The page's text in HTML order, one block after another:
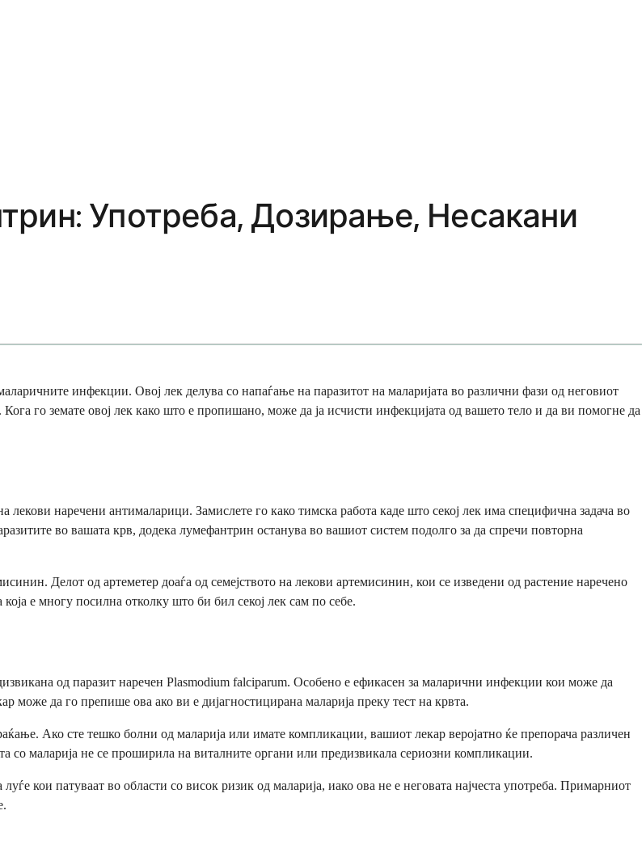
Употреба, Дозирање, Несакани
инфекции. Овој лек делува со напаѓање на паразитот на маларијата во различни фази од неговиот
го земате овој лек како што е пропишано, може да ја исчисти инфекцијата од вашето тело и да ви помогне да
наречени антималарици. Замислете го како тимска работа каде што секој лек има специфична задача во
во вашата крв, додека лумефантрин останува во вашиот систем подолго за да спречи повторна
Делот од артеметер доаѓа од семејството на лекови артемисинин, кои се изведени од растение наречено
е многу посилна отколку што би бил секој лек сам по себе.
од паразит наречен Plasmodium falciparum. Особено е ефикасен за маларични инфекции кои може да
да го препише ова ако ви е дијагностицирана маларија преку тест на крвта.
Ако сте тешко болни од маларија или имате компликации, вашиот лекар веројатно ќе препорача различен
со маларија не се проширила на виталните органи или предизвикала сериозни компликации.
кои патуваат во области со висок ризик од маларија, иако ова не е неговата најчеста употреба. Примарниот